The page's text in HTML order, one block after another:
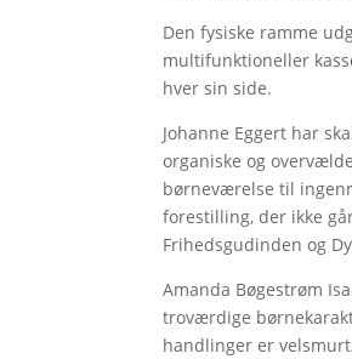
Den fysiske ramme
multifunktioneller
hver sin side.
Johanne Eggert har
organiske og
børneværelse til
forestilling, der ikke
Frihedsgudinden og
Amanda Bøgestrøm
troværdige
handlinger er